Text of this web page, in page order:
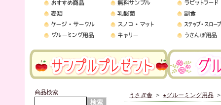
商品検索 うさぎ舎 > ★グルーミング用品